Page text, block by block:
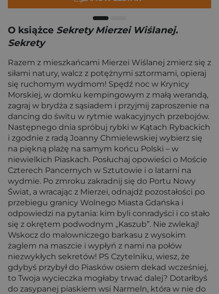
O książce Sekrety Mierzei Wiślanej.
Sekrety
Razem z mieszkańcami Mierzei Wiślanej zmierz się z
siłami natury, walcz z potężnymi sztormami, opieraj
się ruchomym wydmom! Spędź noc w Krynicy
Morskiej, w domku kempingowym z małą werandą,
zagraj w brydża z sąsiadem i przyjmij zaproszenie na
dancing do świtu w rytmie wakacyjnych przebojów.
Następnego dnia spróbuj rybki w Kątach Rybackich
i zgodnie z radą Joanny Chmielewskiej wybierz się
na piękną plażę na samym końcu Polski – w
niewielkich Piaskach. Posłuchaj opowieści o Moście
Czterech Pancernych w Sztutowie i o latarni na
wydmie. Po zmroku zakradnij się do Portu Nowy
Świat, a wracając z Mierzei, odnajdź pozostałości po
przebiegu granicy Wolnego Miasta Gdańska i
odpowiedzi na pytania: kim byli conradyści i co stało
się z okrętem podwodnym „Kaszub”. Nie zwlekaj!
Wskocz do malowniczego barkasu z wysokim
żaglem na maszcie i wypłyń z nami na połów
niezwykłych sekretów! PS Czytelniku, wiesz, że
gdybyś przybył do Piasków osiem dekad wcześniej,
to Twoja wycieczka mogłaby trwać dalej? Dotarłbyś
do zasypanej piaskiem wsi Narmeln, która w nie do